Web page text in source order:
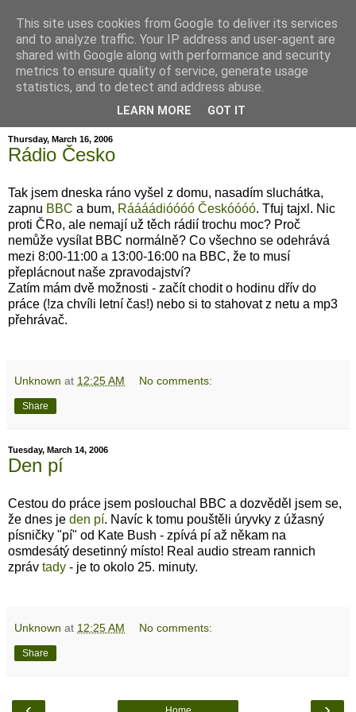
hajma
Thursday, March 16, 2006
Rádio Česko
Tak jsem dneska ráno vyšel z domu, nasadím sluchátka,
zapnu BBC a bum, Ráááádióóóó Českóóóó. Tfuj tajxl. Nic
proti ČRo, ale nemají už těch rádií trochu moc? Proč
nemůže vysílat BBC normálně? Co všechno se odehrává
mezi 8:00-11:00 a 13:00-16:00 na BBC, že to musí
přeplácnout naše zpravodajství?
Zatím mám dvě možnosti - začít chodit o hodinu dřív do
práce (!za chvíli letní čas!) nebo si to stahovat z netu a mp3
přehrávač.
Unknown at 12:25 AM No comments:
Share
Tuesday, March 14, 2006
Den pí
Cestou do práce jsem poslouchal BBC a dozvěděl jsem se,
že dnes je den pí. Navíc k tomu pouštěli úryvky z úžasný
písničky "pí" od Kate Bush - zpívá pí až někam na
osmdesátý desetinný místo! Real audio stream rannich
zpráv tady - je to okolo 25. minuty.
Unknown at 12:25 AM No comments:
Share
This site uses cookies from Google to deliver its services
and to analyze traffic. Your IP address and user-agent are
shared with Google along with performance and security
metrics to ensure quality of service, generate usage
statistics, and to detect and address abuse.
LEARN MORE GOT IT